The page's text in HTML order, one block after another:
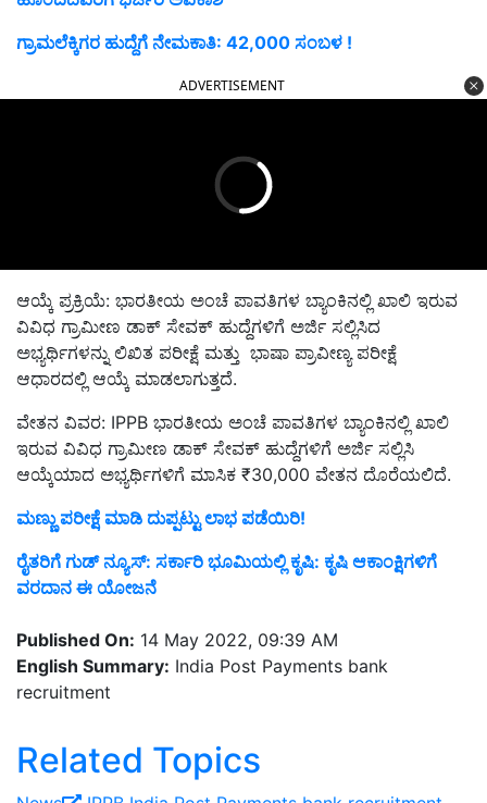
ಗ್ರಾಮಲೆಕ್ಕಿಗರ ಹುದ್ದೆಗೆ ನೇಮಕಾತಿ: 42,000 ಸಂಬಳ !
ADVERTISEMENT
ಆಯ್ಕೆ ಪ್ರಕ್ರಿಯೆ: ಭಾರತೀಯ ಅಂಚೆ ಪಾವತಿಗಳ ಬ್ಯಾಂಕಿನಲ್ಲಿ ಖಾಲಿ ಇರುವ
ವಿವಿಧ ಗ್ರಾಮೀಣ ಡಾಕ್ ಸೇವಕ್ ಹುದ್ದೆಗಳಿಗೆ ಅರ್ಜಿ ಸಲ್ಲಿಸಿದ
ಅಭ್ಯರ್ಥಿಗಳನ್ನು ಲಿಖಿತ ಪರೀಕ್ಷೆ ಮತ್ತು ಭಾಷಾ ಪ್ರಾವೀಣ್ಯ ಪರೀಕ್ಷೆ
ಆಧಾರದಲ್ಲಿ ಆಯ್ಕೆ ಮಾಡಲಾಗುತ್ತದೆ.
ವೇತನ ವಿವರ: IPPB ಭಾರತೀಯ ಅಂಚೆ ಪಾವತಿಗಳ ಬ್ಯಾಂಕಿನಲ್ಲಿ ಖಾಲಿ
ಇರುವ ವಿವಿಧ ಗ್ರಾಮೀಣ ಡಾಕ್ ಸೇವಕ್ ಹುದ್ದೆಗಳಿಗೆ ಅರ್ಜಿ ಸಲ್ಲಿಸಿ
ಆಯ್ಕೆಯಾದ ಅಭ್ಯರ್ಥಿಗಳಿಗೆ ಮಾಸಿಕ ₹30,000 ವೇತನ ದೊರೆಯಲಿದೆ.
ಮಣ್ಣು ಪರೀಕ್ಷೆ ಮಾಡಿ ದುಪ್ಪಟ್ಟು ಲಾಭ ಪಡೆಯಿರಿ!
ರೈತರಿಗೆ ಗುಡ್ ನ್ಯೂಸ್: ಸರ್ಕಾರಿ ಭೂಮಿಯಲ್ಲಿ ಕೃಷಿ: ಕೃಷಿ ಆಕಾಂಕ್ಷಿಗಳಿಗೆ
ವರದಾನ ಈ ಯೋಜನೆ
Published On: 14 May 2022, 09:39 AM
English Summary: India Post Payments bank
recruitment
Related Topics